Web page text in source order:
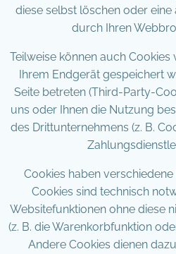
diese selbst löschen oder
durch Ihren
Teilweise können auch
Ihrem Endgerät gespeichert
Seite betreten (Third-Party-
uns oder Ihnen die Nutzung
des Drittunternehmens (z. B.
Cookies haben
Cookies sind technisch
Websitefunktionen ohne diese
(z. B. die Warenkorbfunktion
Andere Cookies dienen